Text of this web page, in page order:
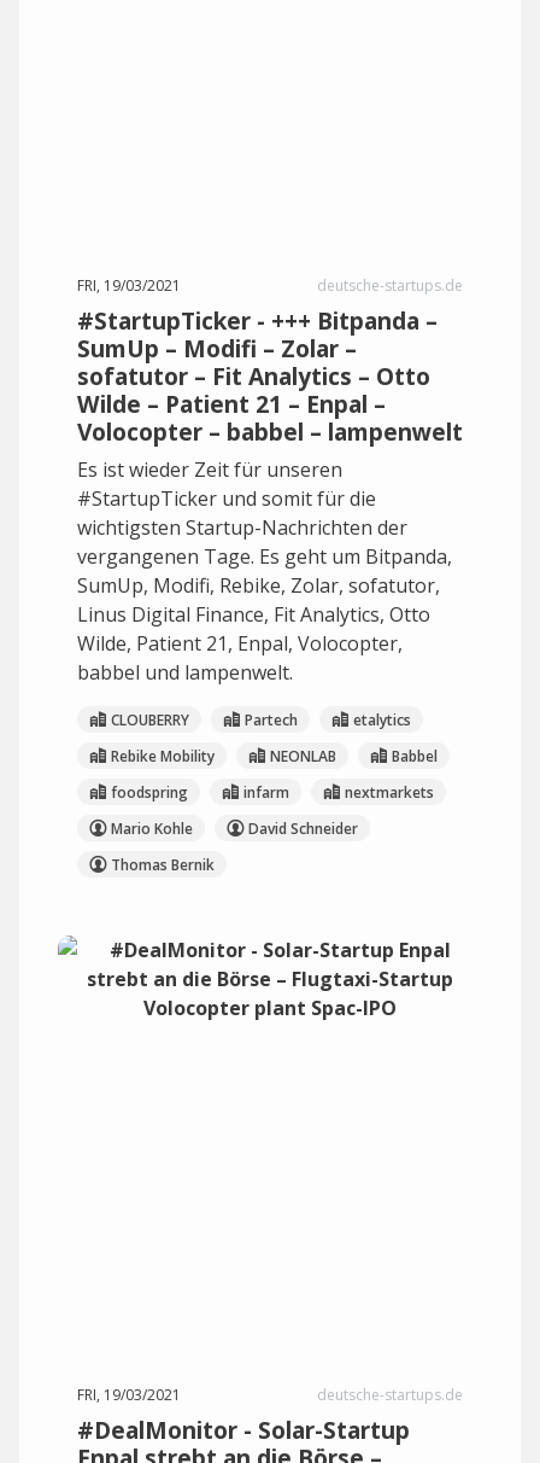
FRI, 19/03/2021 deutsche-startups.de
#StartupTicker - +++ Bitpanda –
SumUp – Modifi – Zolar –
sofatutor – Fit Analytics – Otto
Wilde – Patient 21 – Enpal –
Volocopter – babbel – lampenwelt
Es ist wieder Zeit für unseren
#StartupTicker und somit für die
wichtigsten Startup-Nachrichten der
vergangenen Tage. Es geht um Bitpanda,
SumUp, Modifi, Rebike, Zolar, sofatutor,
Linus Digital Finance, Fit Analytics, Otto
Wilde, Patient 21, Enpal, Volocopter,
babbel und lampenwelt.
CLOUBERRY Partech
etalytics
Rebike Mobility
NEONLAB
Babbel
foodspring
infarm
nextmarkets
Mario Kohle
David Schneider
Thomas Bernik
FRI, 19/03/2021 deutsche-startups.de
#DealMonitor - Solar-Startup